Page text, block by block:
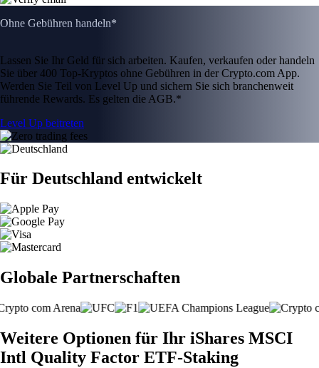
Ohne Gebühren handeln*
Lassen Sie Ihr Geld für sich arbeiten. Kaufen, verkaufen oder handeln
Sie über 400 Top-Kryptos ohne Gebühren in der Crypto.com App.
Werden Sie Teil von Level Up und sichern Sie sich branchenweit
führende Rewards. Es gelten die AGB.*
Level Up beitreten
Für Deutschland entwickelt
Globale Partnerschaften
Weitere Optionen für Ihr iShares MSCI
Intl Quality Factor ETF-Staking